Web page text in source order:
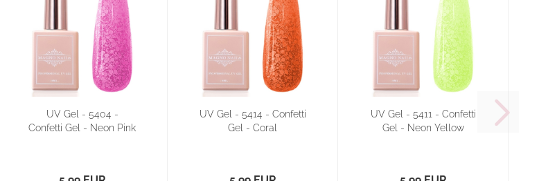
UV Gel - 5404 -
Confetti Gel - Neon Pink
UV Gel - 5414 - Confetti
Gel - Coral
UV Gel - 5411 - Confetti
Gel - Neon Yellow